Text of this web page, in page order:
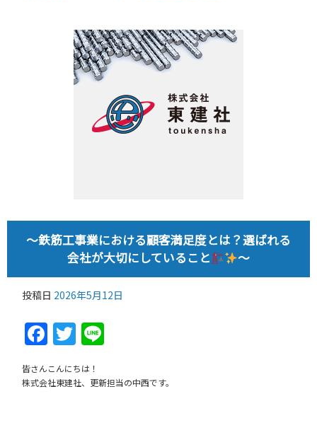
～鉄筋工事業における顧客満足度とは？選ばれる
会社が大切にしていること
～
投稿日 2026年5月12日
Facebook
Twitter
皆さんこんにちは！
株式会社東建社、更新担当の中西です。